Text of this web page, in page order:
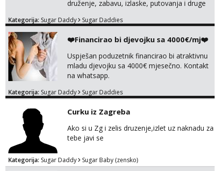
druženje, zabavu, izlaske, putovanja i druge
otvorena, komunikativna, zgodna i atraktivna
markodalic37@gmail.com
Kategorija: Sugar Daddy Sugar Daddies
❤️Financirao bi djevojku sa 4000€/mj❤️
Uspješan poduzetnik financirao bi atraktivnu
mladu djevojku sa 4000€ mjesečno. Kontakt
na whatsapp.
Kategorija: Sugar Daddy Sugar Daddies
Curku iz Zagreba
Ako si u Zg i zelis druzenje,izlet uz naknadu za
tebe javi se
Kategorija: Sugar Daddy Sugar Baby (zensko)